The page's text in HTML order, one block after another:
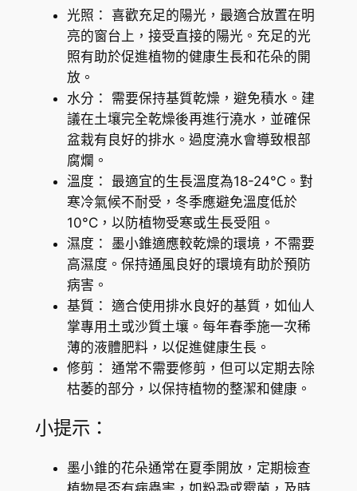
光照： 喜歡充足的陽光，最適合放置在明
亮的窗台上，接受直接的陽光。充足的光
照有助於促進植物的健康生長和花朵的開
放。
水分： 需要保持基質乾燥，避免積水。建
議在土壤完全乾燥後再進行澆水，並確保
盆栽有良好的排水。過度澆水會導致根部
腐爛。
溫度： 最適宜的生長溫度為18-24°C。對
寒冷氣候不耐受，冬季應避免溫度低於
10°C，以防植物受寒或生長受阻。
濕度： 墨小錐適應較乾燥的環境，不需要
高濕度。保持通風良好的環境有助於預防
病害。
基質： 適合使用排水良好的基質，如仙人
掌專用土或沙質土壤。每年春季施一次稀
薄的液體肥料，以促進健康生長。
修剪： 通常不需要修剪，但可以定期去除
枯萎的部分，以保持植物的整潔和健康。
小提示：
墨小錐的花朵通常在夏季開放，定期檢查